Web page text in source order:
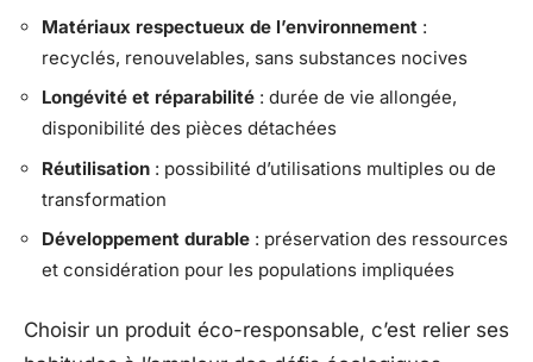
Matériaux respectueux de l’environnement :
recyclés, renouvelables, sans substances nocives
Longévité et réparabilité : durée de vie allongée,
disponibilité des pièces détachées
Réutilisation : possibilité d’utilisations multiples ou de
transformation
Développement durable : préservation des ressources
et considération pour les populations impliquées
Choisir un produit éco-responsable, c’est relier ses